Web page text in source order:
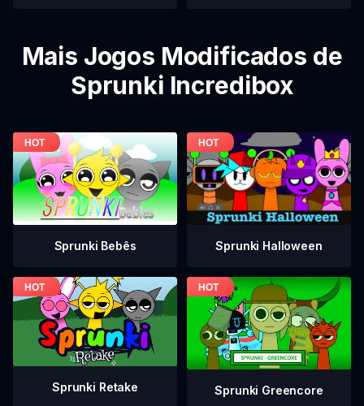
Mais Jogos Modificados de
Sprunki Incredibox
Sprunki Bebês Sprunki Halloween
Sprunki Retake Sprunki Greencore